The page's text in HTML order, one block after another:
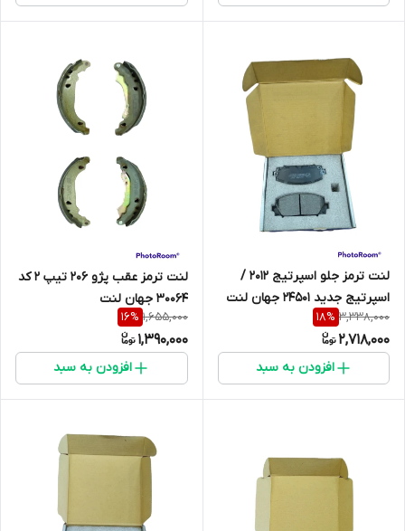
لنت ترمز جلو اسپرتیج 2012 /
اسپرتیج جدید 24501 جهان لنت
3,338,000
18%
2,718,000
افزودن به سبد
لنت ترمز عقب پژو 206 تیپ 2 کد
30064 جهان لنت
1,655,000
16%
1,390,000
افزودن به سبد